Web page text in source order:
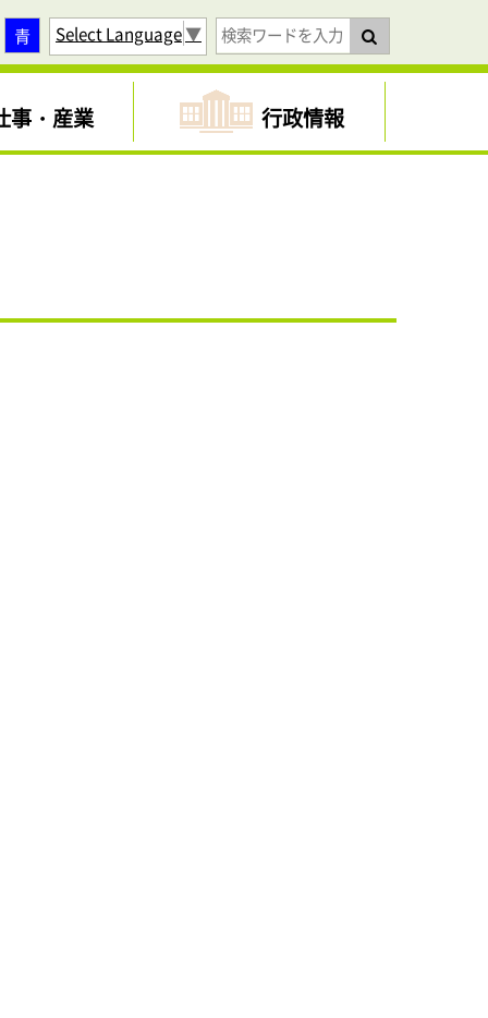
青 Select Language▼
事・産業 行政情報